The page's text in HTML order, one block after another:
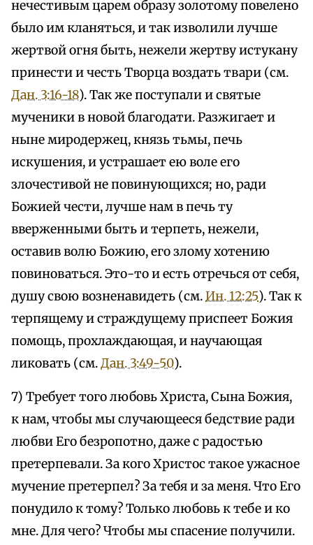
нечестивым царем образу золотому повелено
было им кланяться, и так изволили лучше
жертвой огня быть, нежели жертву истукану
принести и честь Творца воздать твари (см.
Дан. 3:16-18). Так же поступали и святые
мученики в новой благодати. Разжигает и
ныне миродержец, князь тьмы, печь
искушения, и устрашает ею воле его
злочестивой не повинующихся; но, ради
Божией чести, лучше нам в печь ту
вверженными быть и терпеть, нежели,
оставив волю Божию, его злому хотению
повиноваться. Это-то и есть отречься от себя,
душу свою возненавидеть (см.Ин. 12:25). Так к
терпящему и страждущему приспеет Божия
помощь, прохлаждающая, и научающая
ликовать (см.Дан. 3:49-50).
7) Требует того любовь Христа, Сына Божия,
к нам, чтобы мы случающееся бедствие ради
любви Его безропотно, даже с радостью
претерпевали. За кого Христос такое ужасное
мучение претерпел? За тебя и за меня. Что Его
понудило к тому? Только любовь к тебе и ко
мне. Для чего? Чтобы мы спасение получили.